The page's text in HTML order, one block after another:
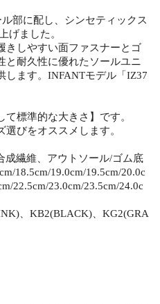
部に配し、シンセティックス
げました。
きしやすい面ファスナーとゴ
と耐久性に優れたソールユニ
します。INFANTモデル「IZ37
標準的な大きさ】です。
びをオススメします。
成繊維、アウトソール/ゴム底
18.5cm/19.0cm/19.5cm/20.0c
22.5cm/23.0cm/23.5cm/24.0c
、KB2(BLACK)、KG2(GRA